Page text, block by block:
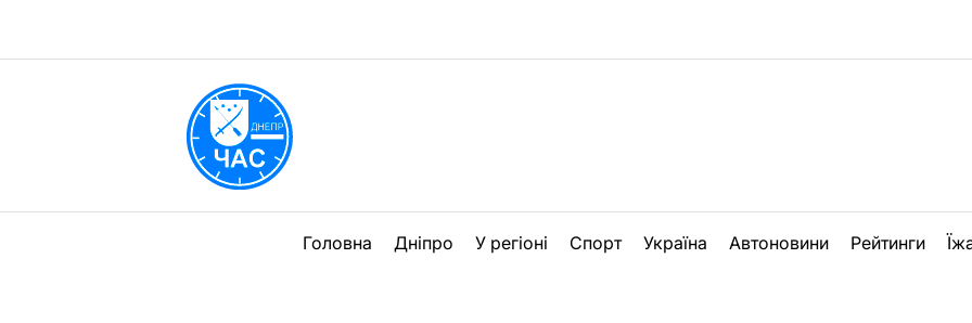
вмісту
Головна Дніпро У регіоні Спорт Україна Автоновини Рейтинги